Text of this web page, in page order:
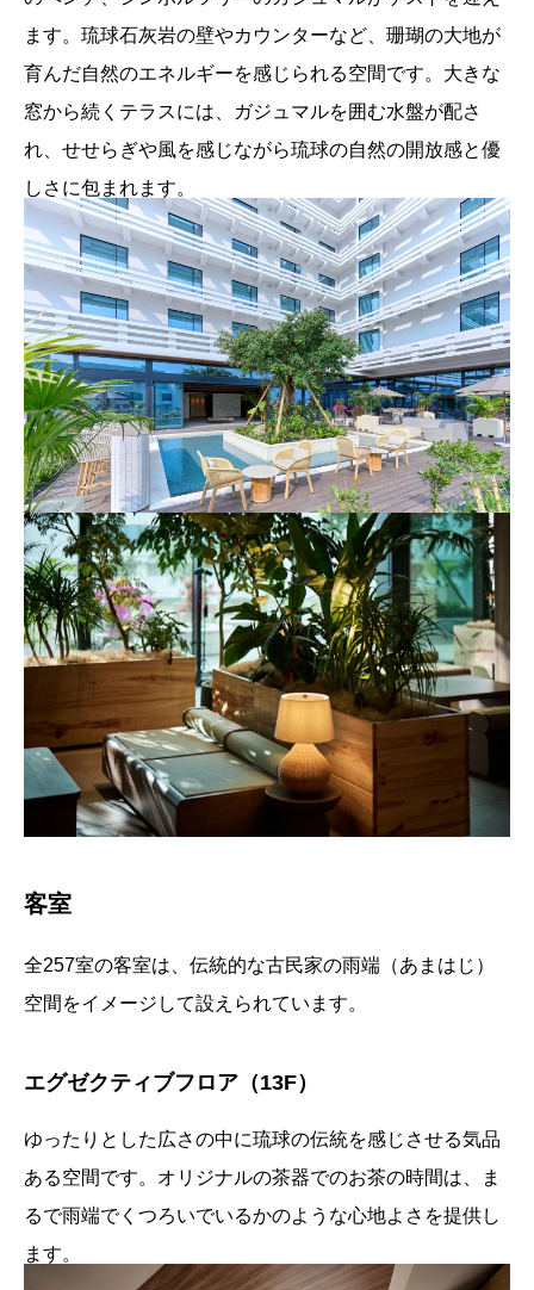
ます。琉球石灰岩の壁やカウンターなど、珊瑚の大地が
育んだ自然のエネルギーを感じられる空間です。大きな
窓から続くテラスには、ガジュマルを囲む水盤が配さ
れ、せせらぎや風を感じながら琉球の自然の開放感と優
しさに包まれます。
客室
全257室の客室は、伝統的な古民家の雨端（あまはじ）
空間をイメージして設えられています。
エグゼクティブフロア（13F）
ゆったりとした広さの中に琉球の伝統を感じさせる気品
ある空間です。オリジナルの茶器でのお茶の時間は、ま
るで雨端でくつろいでいるかのような心地よさを提供し
ます。